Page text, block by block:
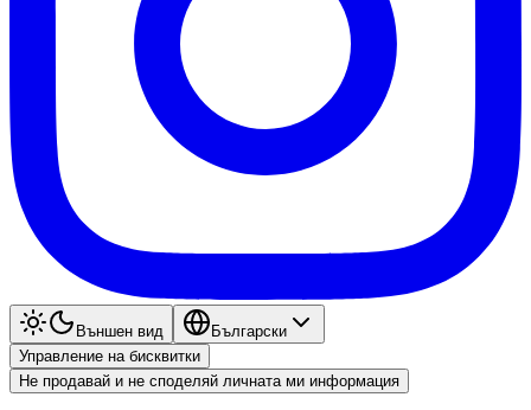
Външен вид
Български
Управление на бисквитки
Не продавай и не споделяй личната ми информация